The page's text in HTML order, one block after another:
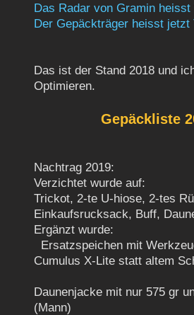
Das Radar von Gramin heisst
Der Gepäckträger heisst jetzt
Das ist der Stand 2018 und
Optimieren.
Gepäckliste
Nachtrag 2019:
Verzichtet wurde
Trickot, 2-te U-hiose, 2-tes
Einkaufsrucksack, Buff,
Ergänzt
Ersatzspeichen mit
Cumulus X-Lite statt altem
Daunenjacke mit nur 575 gr
(Mann)